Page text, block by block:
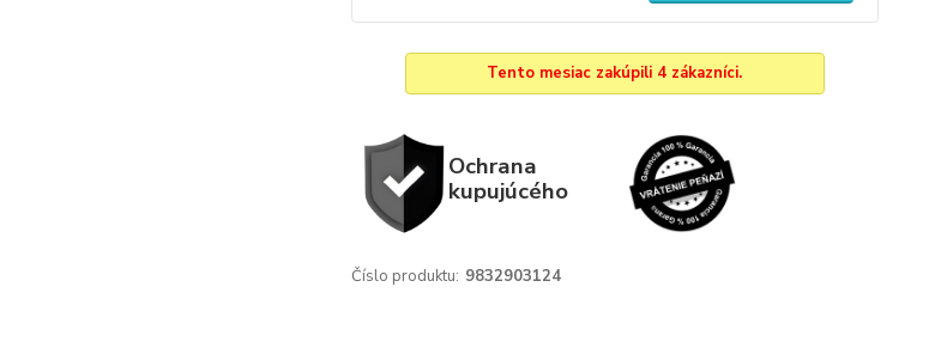
Tento mesiac zakúpili 4 zákazníci.
Ochrana
kupujúcého
Číslo produktu: 9832903124